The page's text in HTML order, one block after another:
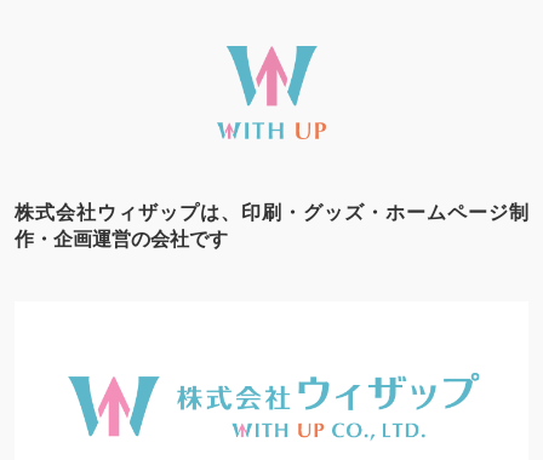
株式会社ウィザップは、印刷・グッズ・ホームページ制
作・企画運営の会社です